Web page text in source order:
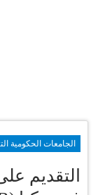
الجامعات الحكومية
التقديم